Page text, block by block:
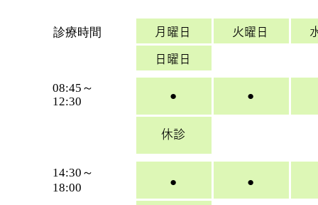
診療時間 月曜日 火曜日
日曜日
08:45～
12:30
● ●
休診
14:30～
18:00
● ●